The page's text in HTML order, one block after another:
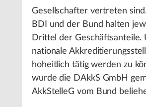
Gesellschafter vertreten
BDI und der Bund halten
Drittel der Geschäftsanteile.
nationale
hoheitlich tätig werden zu
wurde die DAkkS GmbH
AkkStelleG vom Bund